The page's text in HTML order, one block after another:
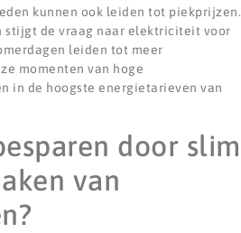
kunnen ook leiden tot piekprijzen.
stijgt de vraag naar elektriciteit voor
leiden tot meer
momenten van hoge
in de hoogste energietarieven van
door slim
van